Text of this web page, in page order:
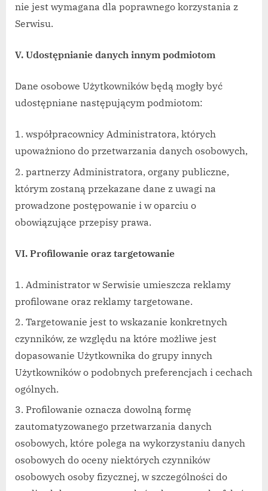
nie jest wymagana dla poprawnego korzystania z
Serwisu.
V. Udostępnianie danych innym podmiotom
Dane osobowe Użytkowników będą mogły być
udostępniane następującym podmiotom:
współpracownicy Administratora, których
upoważniono do przetwarzania danych osobowych,
partnerzy Administratora, organy publiczne,
którym zostaną przekazane dane z uwagi na
prowadzone postępowanie i w oparciu o
obowiązujące przepisy prawa.
VI. Profilowanie oraz targetowanie
Administrator w Serwisie umieszcza reklamy
profilowane oraz reklamy targetowane.
Targetowanie jest to wskazanie konkretnych
czynników, ze względu na które możliwe jest
dopasowanie Użytkownika do grupy innych
Użytkowników o podobnych preferencjach i cechach
ogólnych.
Profilowanie oznacza dowolną formę
zautomatyzowanego przetwarzania danych
osobowych, które polega na wykorzystaniu danych
osobowych do oceny niektórych czynników
osobowych osoby fizycznej, w szczególności do